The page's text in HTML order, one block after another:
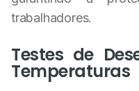
trabalhadores.
Testes de
Temperaturas